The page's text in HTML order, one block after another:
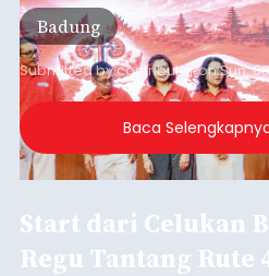
Pejuang Dialisis yang digelar
Ruang Kertha Gosana, Puspem
(9/8/2026).
Badung
Submitted bycontributoronSun,
Baca
Start dari Celukan
Regu Tantang Rute